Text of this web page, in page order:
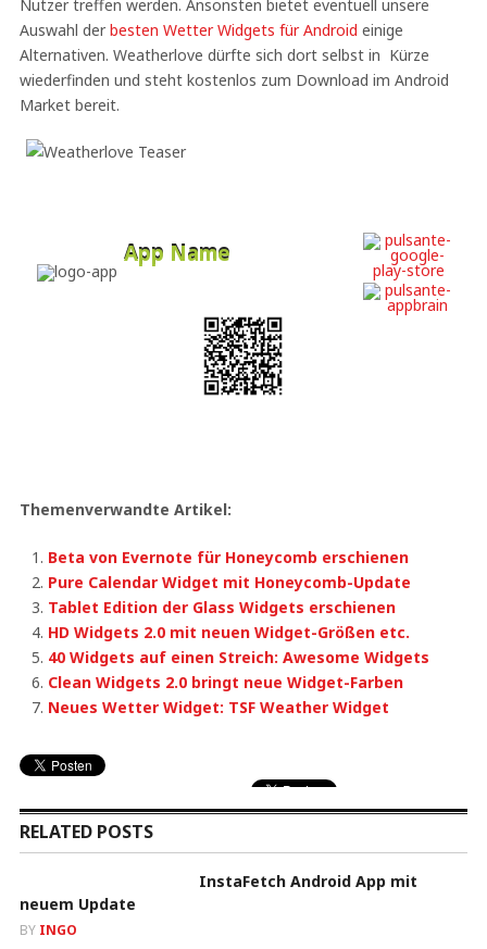
Nutzer treffen werden. Ansonsten bietet eventuell unsere
Auswahl der besten Wetter Widgets für Android einige
Alternativen. Weatherlove dürfte sich dort selbst in Kürze
wiederfinden und steht kostenlos zum Download im Android
Market bereit.
App Name
Themenverwandte Artikel:
Beta von Evernote für Honeycomb erschienen
Pure Calendar Widget mit Honeycomb-Update
Tablet Edition der Glass Widgets erschienen
HD Widgets 2.0 mit neuen Widget-Größen etc.
40 Widgets auf einen Streich: Awesome Widgets
Clean Widgets 2.0 bringt neue Widget-Farben
Neues Wetter Widget: TSF Weather Widget
RELATED POSTS
InstaFetch Android App mit
neuem Update
BY INGO